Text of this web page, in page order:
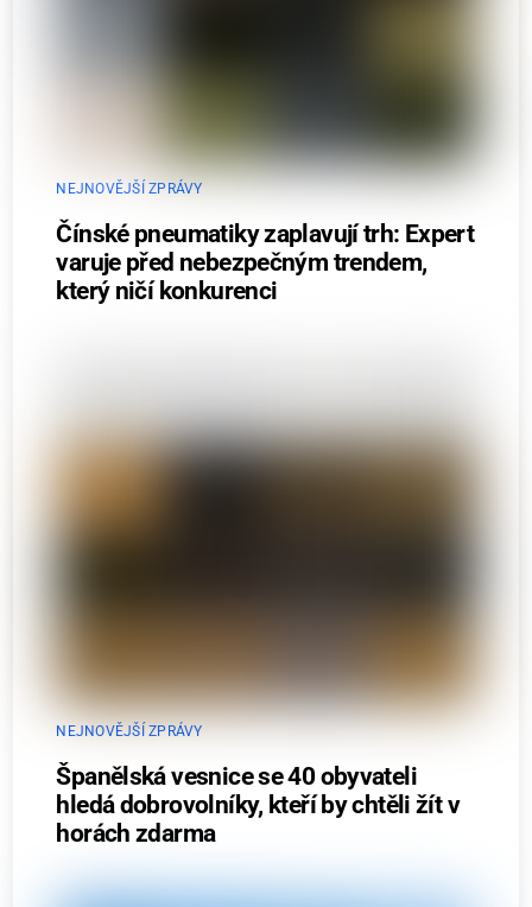
NEJNOVĚJŠÍ ZPRÁVY
Čínské pneumatiky zaplavují trh: Expert
varuje před nebezpečným trendem,
který ničí konkurenci
NEJNOVĚJŠÍ ZPRÁVY
Španělská vesnice se 40 obyvateli
hledá dobrovolníky, kteří by chtěli žít v
horách zdarma